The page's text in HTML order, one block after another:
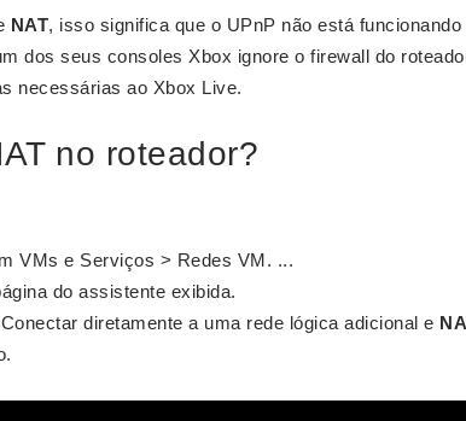
NAT, isso significa que o UPnP não está
dos seus consoles Xbox ignore o firewall do
necessárias ao Xbox Live.
no roteador?
VMs e Serviços > Redes VM. ...
do assistente exibida.
diretamente a uma rede lógica adicional e